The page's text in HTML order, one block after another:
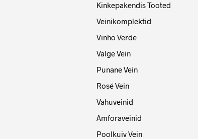
Kinkepakendis Tooted
Veinikomplektid
Vinho Verde
Valge Vein
Punane Vein
Rosé Vein
Vahuveinid
Amforaveinid
Poolkuiv Vein